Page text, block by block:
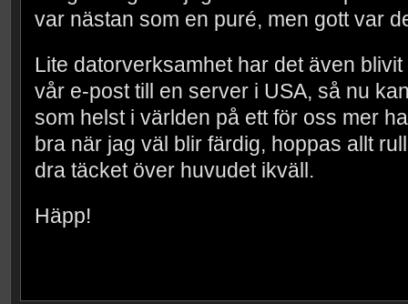
var nästan som en puré, men gott var
Lite datorverksamhet har det även
vår e-post till en server i USA, så nu
som helst i världen på ett för oss mer
bra när jag väl blir färdig, hoppas allt
dra täcket över huvudet ikväll.
Häpp!